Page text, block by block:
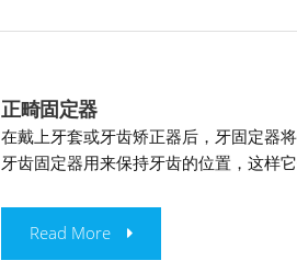
正畸固定器
在戴上牙套或牙齿矫正器后，牙固定器
牙齿固定器用来保持牙齿的位置，这样
Read More